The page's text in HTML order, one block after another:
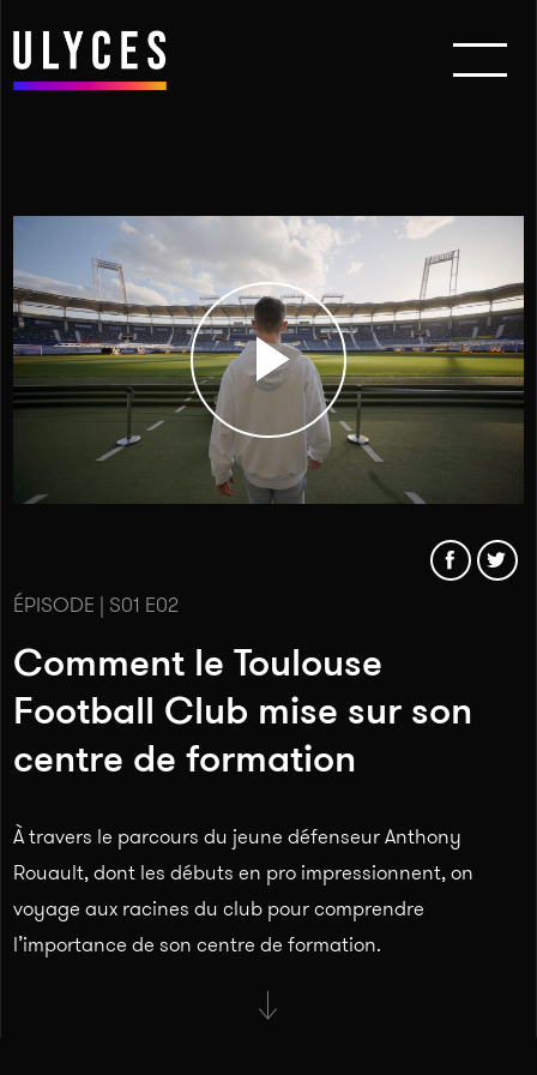
ÉPISODE | S01 E02
Comment le Toulouse
Football Club mise sur son
centre de formation
À travers le parcours du jeune défenseur Anthony
Rouault, dont les débuts en pro impressionnent, on
voyage aux racines du club pour comprendre
l’importance de son centre de formation.